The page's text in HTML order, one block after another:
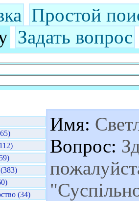
Простой
Задать вопрос
(34)
Имя:
Вопрос: